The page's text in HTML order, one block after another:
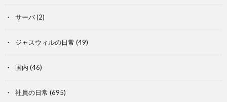
サーバ(2)
ジャスウィルの日常 (49)
国内 (46)
社員の日常 (695)